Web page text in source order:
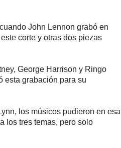
John Lennon grabó en
corte y otras dos piezas
George Harrison y Ringo
esta grabación para su
los músicos pudieron en esa
los tres temas, pero solo